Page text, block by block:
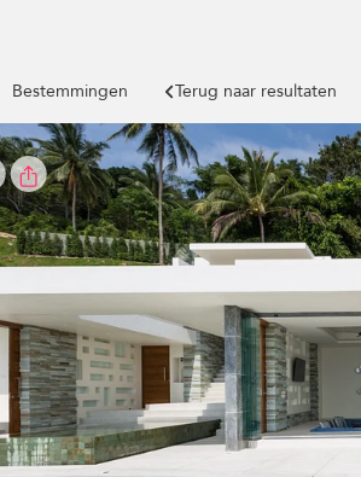
Bestemmingen Terug naar resultaten